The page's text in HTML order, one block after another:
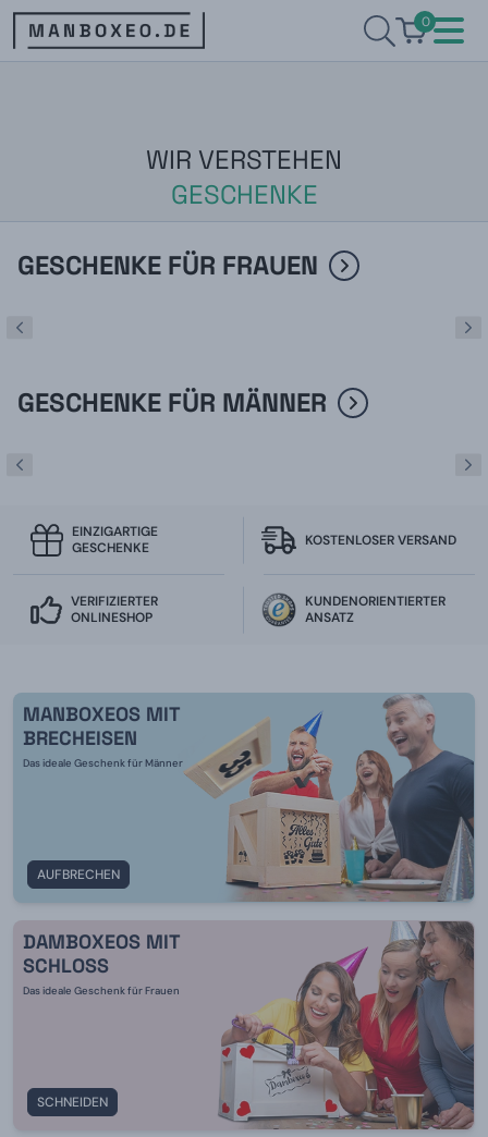
0
WIR VERSTEHEN
GESCHENKE
GESCHENKE FÜR FRAUEN
GESCHENKE FÜR MÄNNER
EINZIGARTIGE
GESCHENKE
KOSTENLOSER VERSAND
VERIFIZIERTER
ONLINESHOP
KUNDENORIENTIERTER
ANSATZ
MANBOXEOS MIT
BRECHEISEN
Das ideale Geschenk für Männer
AUFBRECHEN
DAMBOXEOS MIT
SCHLOSS
Das ideale Geschenk für Frauen
SCHNEIDEN